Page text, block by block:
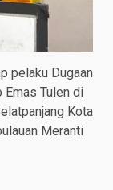
pelaku Dugaan
Emas Tulen di
Kota
Meranti